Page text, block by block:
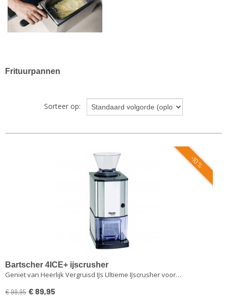
Frituurpannen
Sorteer op:
-10%
Bartscher 4ICE+ ijscrusher
Geniet van Heerlijk Vergruisd IJs Ultieme IJscrusher voor…
€ 99,95 € 89,95